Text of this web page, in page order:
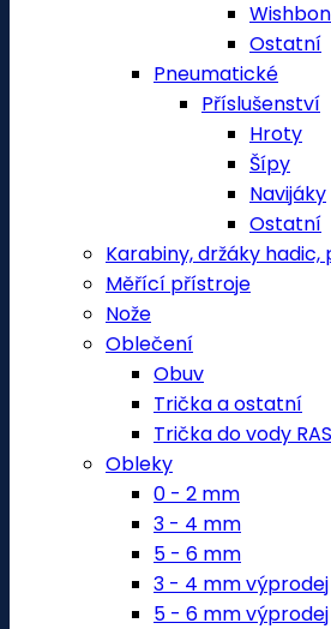
Ostatní
Pneumatické
Příslušenství
Hroty
Šípy
Navijáky
Ostatní
Karabiny, držáky hadic,
Měřící přístroje
Nože
Oblečení
Obuv
Trička a ostatní
Trička do vody
Obleky
0 - 2 mm
3 - 4 mm
5 - 6 mm
3 - 4 mm výprodej
5 - 6 mm výprodej